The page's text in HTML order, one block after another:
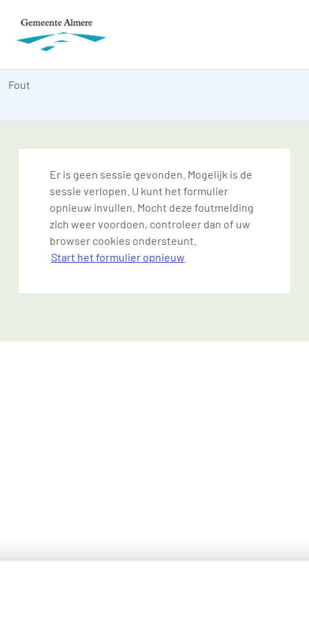
Fout
Er is geen sessie gevonden. Mogelijk is de
sessie verlopen. U kunt het formulier
opnieuw invullen. Mocht deze foutmelding
zich weer voordoen, controleer dan of uw
browser cookies ondersteunt.
Start het formulier opnieuw